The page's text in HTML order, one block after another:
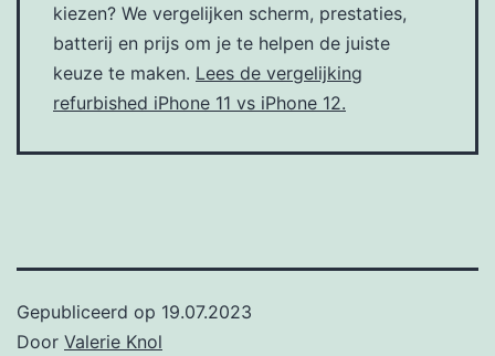
kiezen? We vergelijken scherm, prestaties,
batterij en prijs om je te helpen de juiste
keuze te maken. Lees de vergelijking
refurbished iPhone 11 vs iPhone 12.
Gepubliceerd op 19.07.2023
Door Valerie Knol